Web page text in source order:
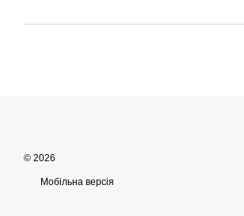
© 2026
Мобільна версія